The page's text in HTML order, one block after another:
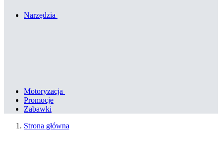
Narzędzia
Motoryzacja
Promocje
Zabawki
Strona główna